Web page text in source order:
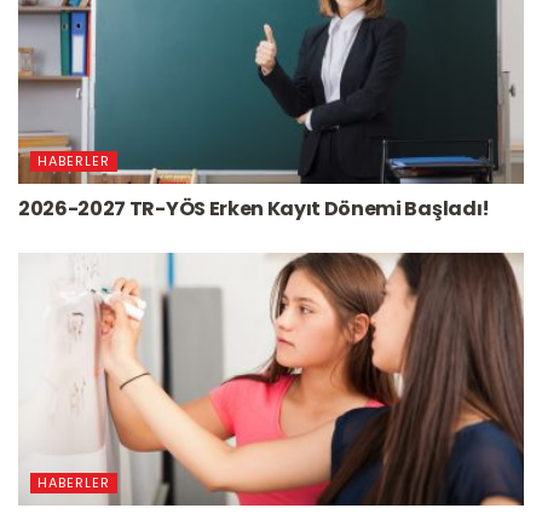
HABERLER
2026-2027 TR-YÖS Erken Kayıt Dönemi Başladı!
HABERLER